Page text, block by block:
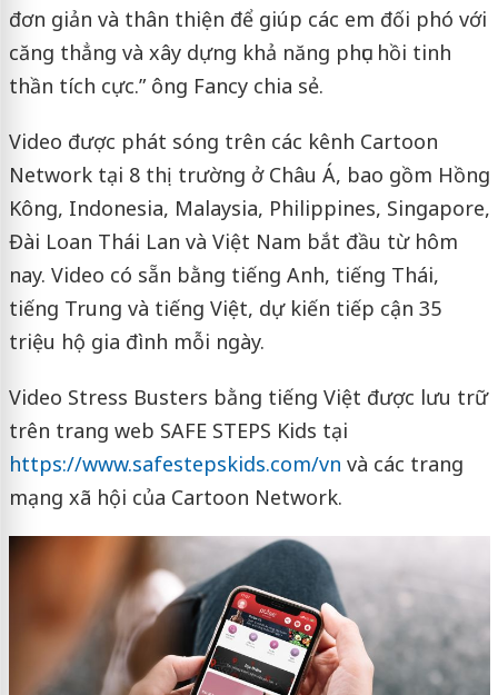
đơn giản và thân thiện để giúp các em đối phó với
căng thẳng và xây dựng khả năng phục hồi tinh
thần tích cực.” ông Fancy chia sẻ.
Video được phát sóng trên các kênh Cartoon
Network tại 8 thị trường ở Châu Á, bao gồm Hồng
Kông, Indonesia, Malaysia, Philippines, Singapore,
Đài Loan Thái Lan và Việt Nam bắt đầu từ hôm
nay. Video có sẵn bằng tiếng Anh, tiếng Thái,
tiếng Trung và tiếng Việt, dự kiến tiếp cận 35
triệu hộ gia đình mỗi ngày.
Video Stress Busters bằng tiếng Việt được lưu trữ
trên trang web SAFE STEPS Kids tại
https://www.safestepskids.com/vn và các trang
mạng xã hội của Cartoon Network.